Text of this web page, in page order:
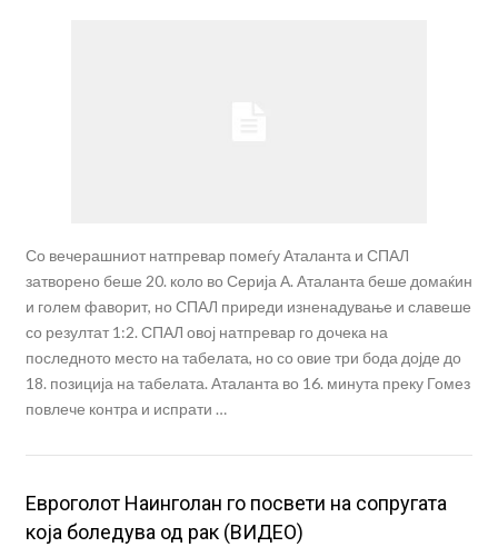
Со вечерашниот натпревар помеѓу Аталанта и СПАЛ
затворено беше 20. коло во Серија А. Аталанта беше домаќин
и голем фаворит, но СПАЛ приреди изненадување и славеше
со резултат 1:2. СПАЛ овој натпревар го дочека на
последното место на табелата, но со овие три бода дојде до
18. позиција на табелата. Аталанта во 16. минута преку Гомез
повлече контра и испрати …
Евроголот Наинголан го посвети на сопругата
која боледува од рак (ВИДЕО)